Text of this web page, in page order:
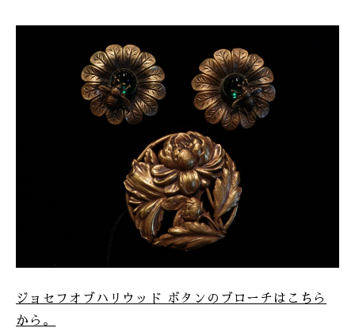
ジョセフオブハリウッド ボタンのブローチはこちら
から。